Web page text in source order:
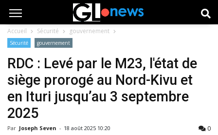
Accueil Sécurité gouvernement
Sécurité gouvernement
RDC : Levé par le M23, l'état de
siège prorogé au Nord-Kivu et
en Ituri jusqu’au 3 septembre
2025
Par Joseph Seven - 18 août 2025 10:20 0